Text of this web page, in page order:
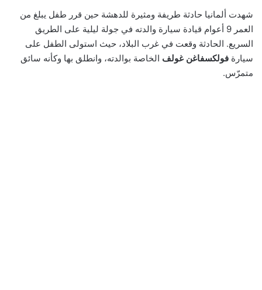
شهدت ألمانيا حادثة طريفة ومثيرة للدهشة حين قرر طفل يبلغ من
العمر 9 أعوام قيادة سيارة والدته في جولة ليلية على الطريق
السريع. الحادثة وقعت في غرب البلاد، حيث استولى الطفل على
سيارة فولكسفاغن غولف الخاصة بوالدته، وانطلق بها وكأنه سائق
متمرّس.